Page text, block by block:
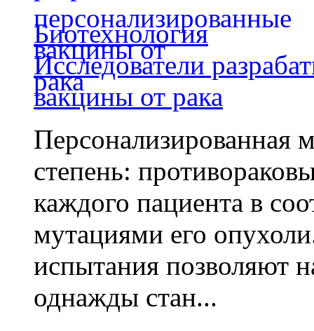
Биотехнология
Исследователи
вакцины от рака
Персонализированная
степень:
каждого пациента в
мутациями его
испытания позволяют
однажды стан...